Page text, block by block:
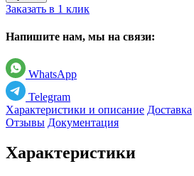
Заказать в 1 клик
Напишите нам, мы на связи:
WhatsApp
Telegram
Характеристики и описание Доставка
Отзывы Документация
Характеристики